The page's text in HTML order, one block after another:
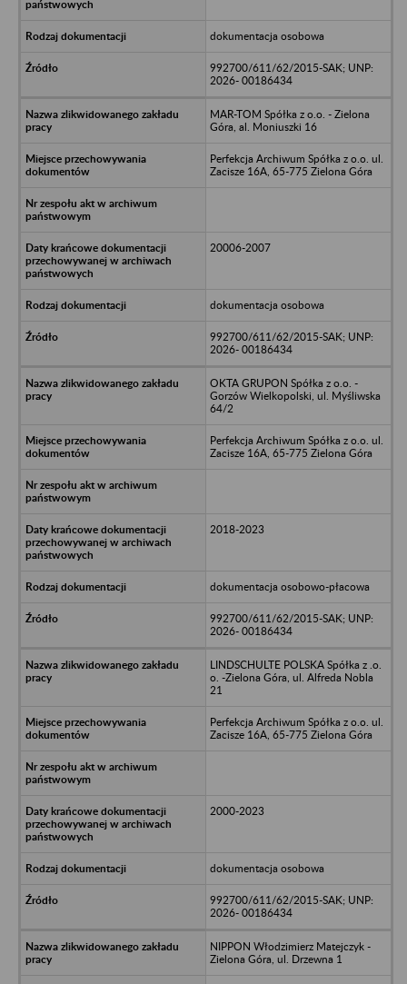
dokumentacja osobowa
992700/611/62/2015-SAK; UNP:
2026- 00186434
MAR-TOM Spółka z o.o. - Zielona
Góra, al. Moniuszki 16
Perfekcja Archiwum Spółka z o.o. ul.
Zacisze 16A, 65-775 Zielona Góra
20006-2007
dokumentacja osobowa
992700/611/62/2015-SAK; UNP:
2026- 00186434
OKTA GRUPON Spółka z o.o. -
Gorzów Wielkopolski, ul. Myśliwska
64/2
Perfekcja Archiwum Spółka z o.o. ul.
Zacisze 16A, 65-775 Zielona Góra
2018-2023
dokumentacja osobowo-płacowa
992700/611/62/2015-SAK; UNP:
2026- 00186434
LINDSCHULTE POLSKA Spółka z .o.
o. -Zielona Góra, ul. Alfreda Nobla
21
Perfekcja Archiwum Spółka z o.o. ul.
Zacisze 16A, 65-775 Zielona Góra
2000-2023
dokumentacja osobowa
992700/611/62/2015-SAK; UNP:
2026- 00186434
NIPPON Włodzimierz Matejczyk -
Zielona Góra, ul. Drzewna 1